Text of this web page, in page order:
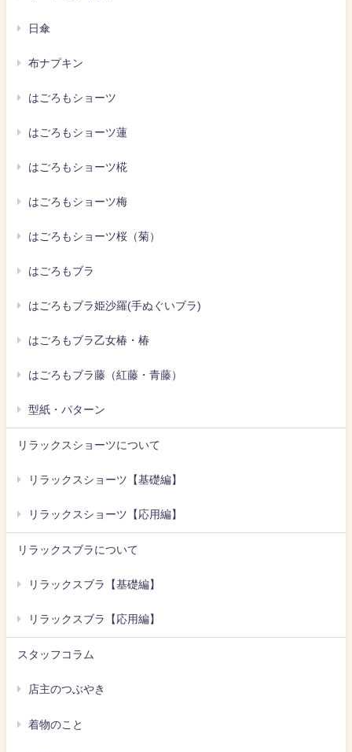
日傘
布ナプキン
はごろもショーツ
はごろもショーツ蓮
はごろもショーツ椛
はごろもショーツ梅
はごろもショーツ桜（菊）
はごろもブラ
はごろもブラ姫沙羅(手ぬぐいブラ)
はごろもブラ乙女椿・椿
はごろもブラ藤（紅藤・青藤）
型紙・パターン
リラックスショーツについて
リラックスショーツ【基礎編】
リラックスショーツ【応用編】
リラックスブラについて
リラックスブラ【基礎編】
リラックスブラ【応用編】
スタッフコラム
店主のつぶやき
着物のこと